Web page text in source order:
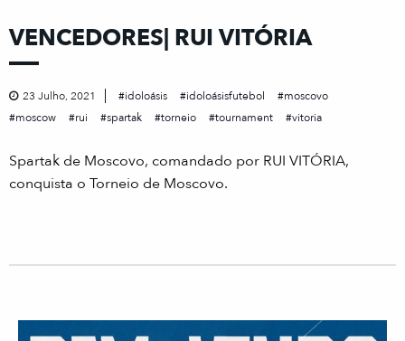
VENCEDORES| RUI VITÓRIA
23 Julho, 2021 idoloásis idoloásisfutebol
moscovo
moscow
rui spartak torneio tournament vitoria
Spartak de Moscovo, comandado por RUI VITÓRIA,
conquista o Torneio de Moscovo.